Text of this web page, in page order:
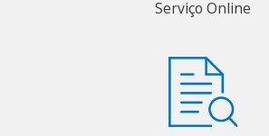
Serviço Online